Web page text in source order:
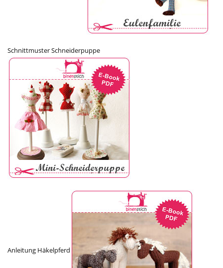
Schnittmuster Schneiderpuppe
Anleitung Häkelpferd